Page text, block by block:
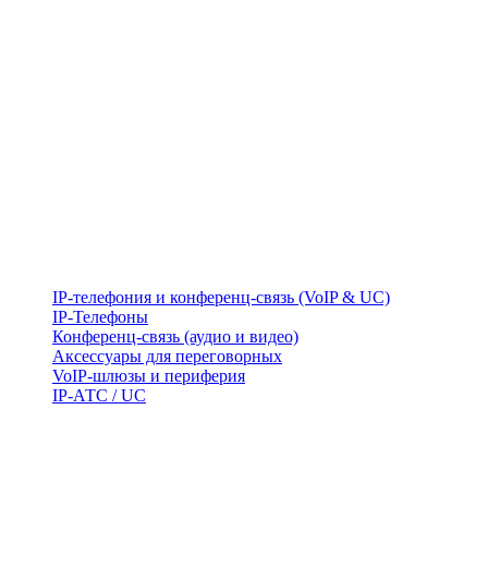
IP-телефония и конференц-связь (VoIP & UC)
IP-Телефоны
Конференц-связь (аудио и видео)
Аксессуары для переговорных
VoIP-шлюзы и периферия
IP-АТС / UC